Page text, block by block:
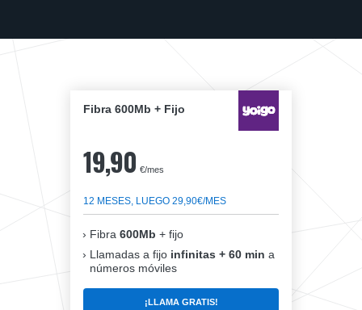
Fibra 600Mb + Fijo
19,90 €/mes
12 MESES, LUEGO 29,90€/MES
Fibra 600Mb + fijo
Llamadas a fijo infinitas + 60 min a
números móviles
¡LLAMA GRATIS!